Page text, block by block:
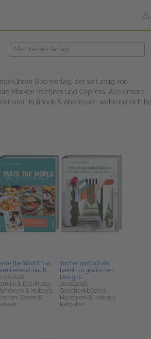
Buchverlag, der seit 2019 von
Marken Stiebner und Copress. Alle unsere
Kulinarik & Abenteuer, während sich
the World Das
& Erziehung,
& Hobbys,
Essen &
Tücher und Schals
häkeln in grafischen
Designs
20.08.2026
Geschenkbücher,
Handwerk & Hobbys,
Ratgeber